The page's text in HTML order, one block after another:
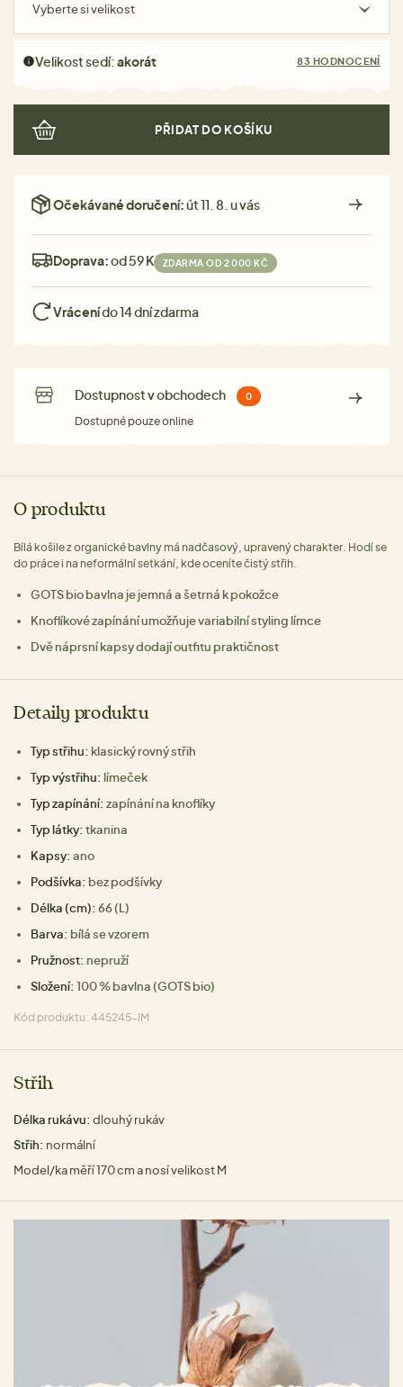
Vyberte si velikost
Velikost sedí:akorát 83 HODNOCENÍ
PŘIDAT DO KOŠÍKU
Očekávané doručení:út 11. 8. u vás
Doprava:od 59 Kč ZDARMA OD 2 000 KČ
Vrácenído 14 dní zdarma
Dostupnost v obchodech 0
Dostupné pouze online
O produktu
Bílá košile z organické bavlny má nadčasový, upravený charakter. Hodí se
do práce i na neformální setkání, kde oceníte čistý střih.
GOTS bio bavlna je jemná a šetrná k pokožce
Knoflíkové zapínání umožňuje variabilní styling límce
Dvě náprsní kapsy dodají outfitu praktičnost
Detaily produktu
Typ střihu: klasický rovný střih
Typ výstřihu: límeček
Typ zapínání: zapínání na knoflíky
Typ látky: tkanina
Kapsy: ano
Podšívka: bez podšívky
Délka (cm): 66 (L)
Barva: bílá se vzorem
Pružnost: nepruží
Složení: 100 % bavlna (GOTS bio)
Kód produktu: 445245-IM
Střih
Délka rukávu: dlouhý rukáv
Střih: normální
Model/ka měří 170 cm a nosí velikost M